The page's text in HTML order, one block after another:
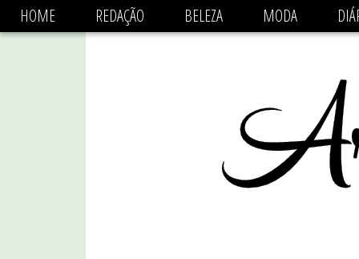
async='async' data-ad-client='ca-pub-
HOME REDAÇÃO BELEZA MODA